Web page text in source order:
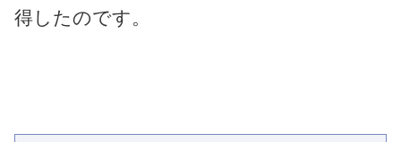
得したのです。